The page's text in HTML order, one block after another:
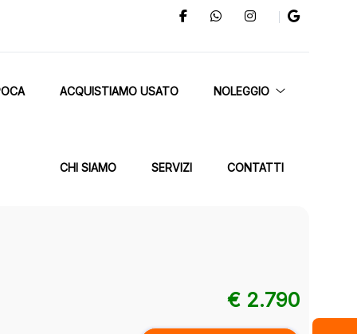
ACQUISTIAMO USATO NOLEGGIO
CHI SIAMO SERVIZI CONTATTI
€ 2.790